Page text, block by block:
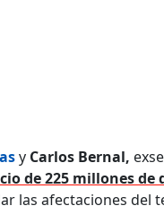
y Carlos Bernal,
de 225 millones de
las afectaciones del